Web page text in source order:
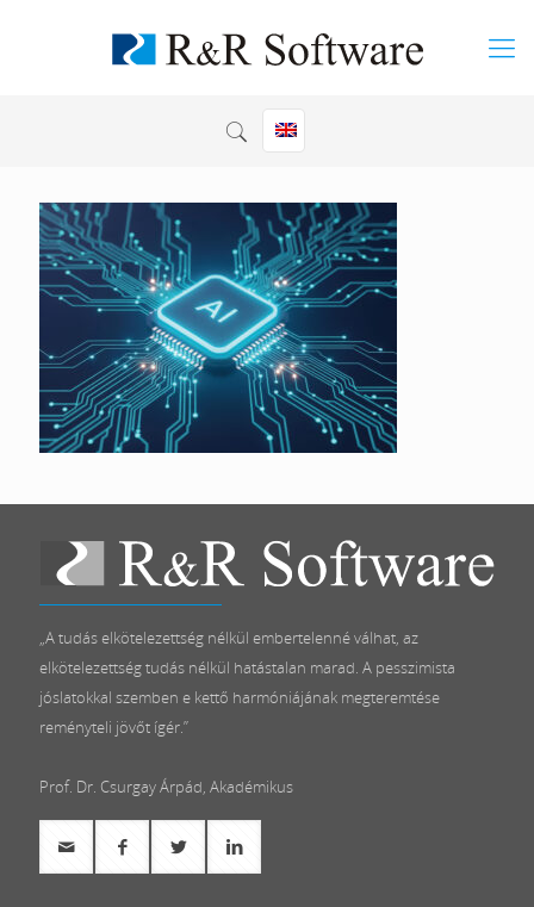
„A tudás elkötelezettség nélkül embertelenné válhat, az
elkötelezettség tudás nélkül hatástalan marad. A pesszimista
jóslatokkal szemben e kettő harmóniájának megteremtése
reményteli jövőt ígér.”
Prof. Dr. Csurgay Árpád, Akadémikus